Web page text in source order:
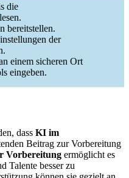
die
bereitstellen.
der
einem sicheren Ort
eingeben.
dass KI im
Beitrag zur Vorbereitung
Vorbereitung ermöglicht es
Talente besser zu